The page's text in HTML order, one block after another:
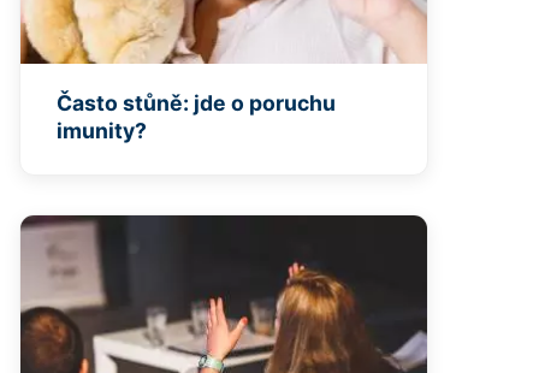
Často stůně: jde o poruchu
imunity?